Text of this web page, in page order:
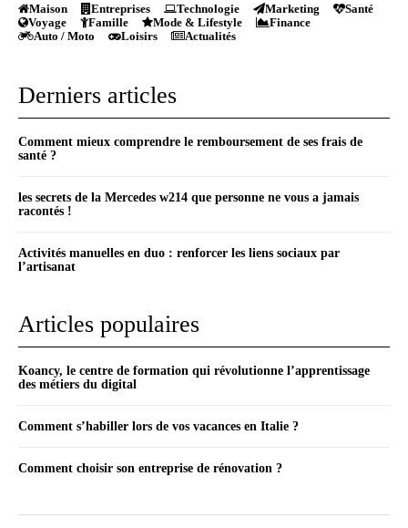
Maison Entreprises Technologie Marketing
Santé
Voyage
Famille Mode & Lifestyle
Finance
Auto / Moto
Loisirs Actualités
Derniers articles
Comment mieux comprendre le remboursement de ses frais de
santé ?
les secrets de la Mercedes w214 que personne ne vous a jamais
racontés !
Activités manuelles en duo : renforcer les liens sociaux par
l’artisanat
Articles populaires
Koancy, le centre de formation qui révolutionne l’apprentissage
des métiers du digital
Comment s’habiller lors de vos vacances en Italie ?
Comment choisir son entreprise de rénovation ?